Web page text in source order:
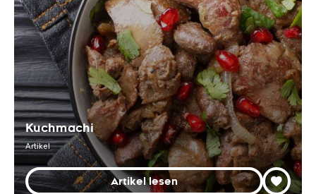
Kuchmachi
Artikel
Artikel lesen